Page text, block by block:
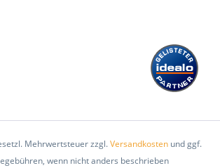
Mehrwertsteuer zzgl.Versandkosten und ggf.
wenn nicht anders beschrieben